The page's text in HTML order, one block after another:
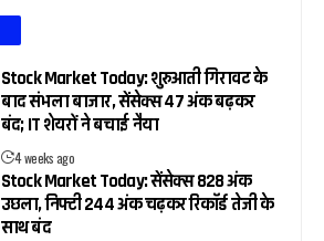
Stock Market Today: शुरुआती गिरावट के
बाद संभला बाजार, सेंसेक्स 47 अंक बढ़कर
बंद; IT शेयरों ने बचाई नैया
4 weeks ago
Stock Market Today: सेंसेक्स 828 अंक
उछला, निफ्टी 244 अंक चढ़कर रिकॉर्ड तेजी के
साथ बंद